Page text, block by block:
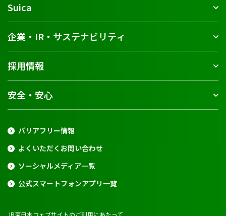
Suica
企業・IR・サステナビリティ
採用情報
安全・安心
バリアフリー情報
よくいただくお問い合わせ
ソーシャルメディア一覧
公式スマートフォンアプリ一覧